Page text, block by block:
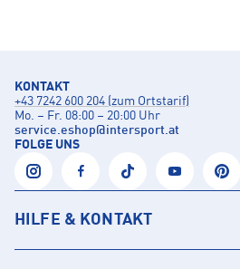
KONTAKT
+43 7242 600 204 (zum Ortstarif)
Mo. – Fr. 08:00 – 20:00 Uhr
service.eshop@intersport.at
FOLGE UNS
HILFE & KONTAKT